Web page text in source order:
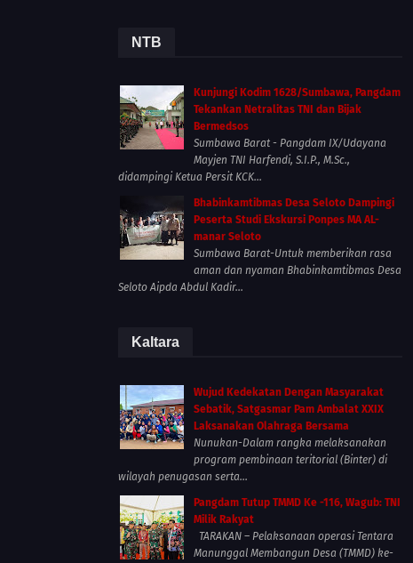
NTB
Kunjungi Kodim 1628/Sumbawa, Pangdam
Tekankan Netralitas TNI dan Bijak
Bermedsos
Sumbawa Barat - Pangdam IX/Udayana
Mayjen TNI Harfendi, S.I.P., M.Sc.,
didampingi Ketua Persit KCK...
Bhabinkamtibmas Desa Seloto Dampingi
Peserta Studi Ekskursi Ponpes MA AL-
manar Seloto
Sumbawa Barat-Untuk memberikan rasa
aman dan nyaman Bhabinkamtibmas Desa
Seloto Aipda Abdul Kadir...
Kaltara
Wujud Kedekatan Dengan Masyarakat
Sebatik, Satgasmar Pam Ambalat XXIX
Laksanakan Olahraga Bersama
Nunukan-Dalam rangka melaksanakan
program pembinaan teritorial (Binter) di
wilayah penugasan serta...
Pangdam Tutup TMMD Ke -116, Wagub: TNI
Milik Rakyat
TARAKAN – Pelaksanaan operasi Tentara
Manunggal Membangun Desa (TMMD) ke-